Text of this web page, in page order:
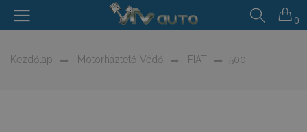
0
Kezdőlap Motorháztető-Védő FIAT 500